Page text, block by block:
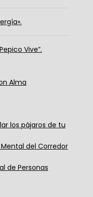
Vive”.
Alma
los pájaros de tu
Mental del Corredor
de Personas